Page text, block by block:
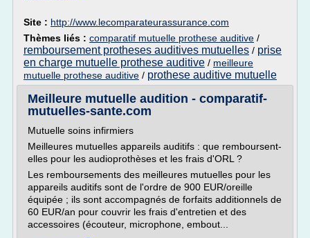
Site : http://www.lecomparateurassurance.com
Thèmes liés : comparatif mutuelle prothese auditive /
remboursement protheses auditives mutuelles / prise
en charge mutuelle prothese auditive / meilleure
mutuelle prothese auditive / prothese auditive mutuelle
Meilleure mutuelle audition - comparatif-
mutuelles-sante.com
Mutuelle soins infirmiers
Meilleures mutuelles appareils auditifs : que remboursent-
elles pour les audioprothèses et les frais d'ORL ?
Les remboursements des meilleures mutuelles pour les
appareils auditifs sont de l'ordre de 900 EUR/oreille
équipée ; ils sont accompagnés de forfaits additionnels de
60 EUR/an pour couvrir les frais d'entretien et des
accessoires (écouteur, microphone, embout...